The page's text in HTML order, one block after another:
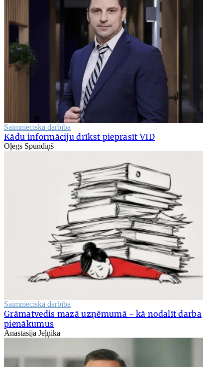
Saimnieciskā darbība
Kādu informāciju drīkst pieprasīt VID
Oļegs Spundiņš
Saimnieciskā darbība
Grāmatvedis mazā uzņēmumā - kā nodalīt darba
pienākumus
Anastasija Jeļņika